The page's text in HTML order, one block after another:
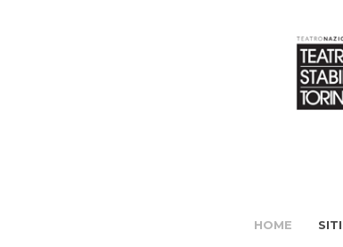
HOME